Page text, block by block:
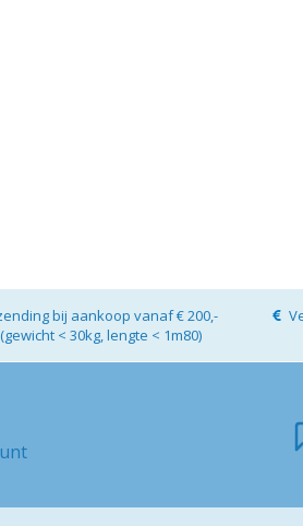
bij aankoop vanaf € 200,-
< 30kg, lengte < 1m80)